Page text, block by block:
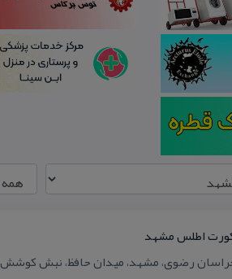
اطلس مشهد
رضوی، مشهد، میدان حافظ، نبش كوشش ۳۹، بازار بزرگ اطلس